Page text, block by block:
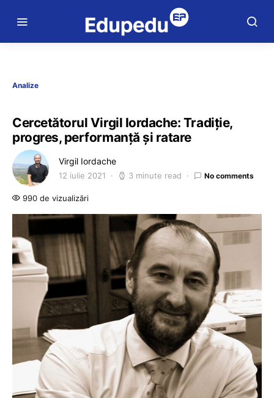
Analize
Cercetătorul Virgil Iordache: Tradiție,
progres, performanță și ratare
Virgil Iordache
12 iulie 2021 3 minute read No comments
990 de vizualizări